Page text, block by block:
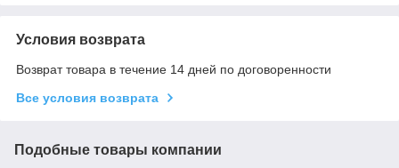
Условия возврата
Возврат товара в течение 14 дней по договоренности
Все условия возврата
Подобные товары компании